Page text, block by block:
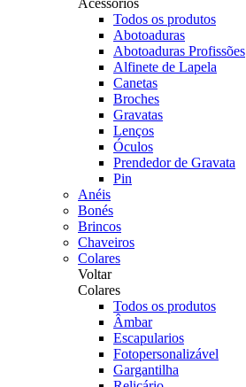
Acessórios
Todos os produtos
Abotoaduras
Abotoaduras Profissões
Alfinete de Lapela
Canetas
Broches
Gravatas
Lenços
Óculos
Prendedor de Gravata
Pin
Anéis
Bonés
Brincos
Chaveiros
Colares
Voltar
Colares
Todos os produtos
Âmbar
Escapularios
Fotopersonalizável
Gargantilha